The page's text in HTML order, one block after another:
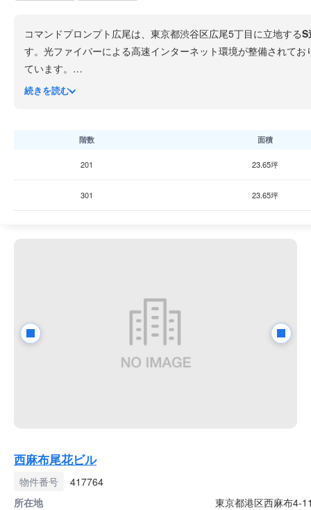
コマンドプロンプト広尾は、東京都渋谷区広尾5丁目に立地するS
す。光ファイバーによる高速インターネット環境が整備されて
ています。
最寄り駅は 東京メトロ日比谷線 広尾駅から徒歩5分
オフィスビルや商業施設が並ぶ一方、路地に入ると静かで品格
続きを読む
階数 面積
201 23.65坪
301 23.65坪
西麻布尾花ビル
物件番号
417764
所在地
東京都港区西麻布4-